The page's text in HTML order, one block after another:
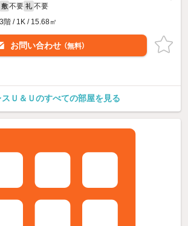
敷 不要 礼 不要
3階 / 1K / 15.68㎡
お問い合わせ （無料）
Ｕ＆Ｕのすべての部屋を見る